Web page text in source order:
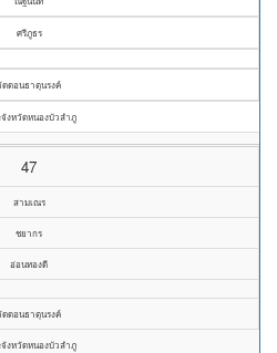
ศรีภูธร
ดดอนธาตุนรงค์
งหวัดหนองบัวลำภู
47
สามเณร
ชยากร
อ่อนทองดี
ดดอนธาตุนรงค์
งหวัดหนองบัวลำภู